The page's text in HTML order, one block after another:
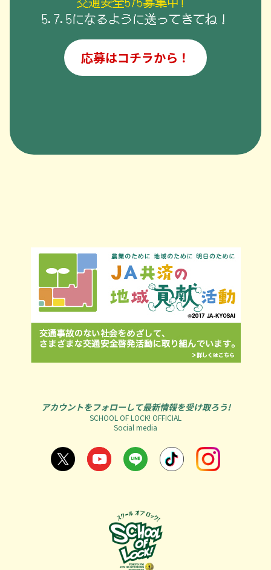
5.7.5になるように送ってきてね！
応募はコチラから！
アカウントをフォローして最新情報を受け取ろう!
SCHOOL OF LOCK! OFFICIAL
Social media